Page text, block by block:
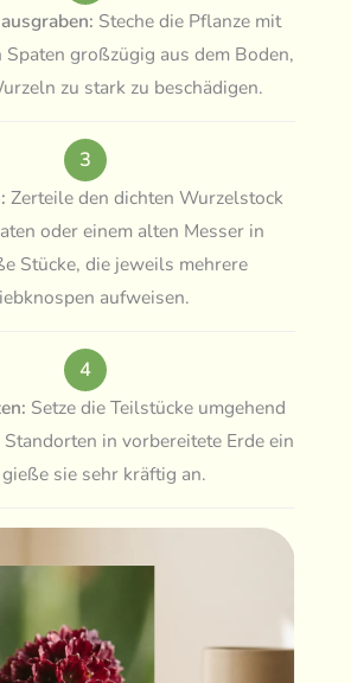
Steche die Pflanze mit
Spaten großzügig aus dem Boden,
zu stark zu beschädigen.
3
Zerteile den dichten Wurzelstock
oder einem alten Messer in
Stücke, die jeweils mehrere
aufweisen.
4
Setze die Teilstücke umgehend
in vorbereitete Erde ein
sie sehr kräftig an.